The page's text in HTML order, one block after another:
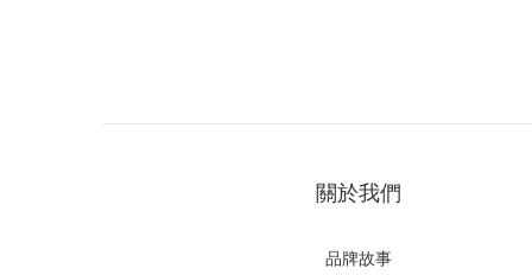
關於我們
品牌故事